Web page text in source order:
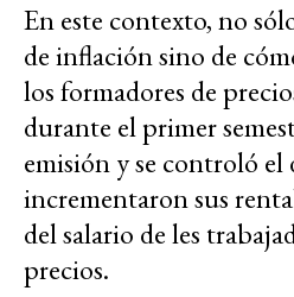
En este contexto, no
de inflación sino de
los formadores de
durante el primer
emisión y se controló el
incrementaron sus
del salario de les
precios.